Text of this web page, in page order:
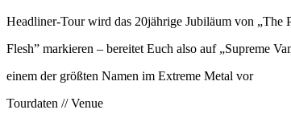
Headliner-Tour wird das 20jährige Jubiläum von „The
Flesh” markieren – bereitet Euch also auf „Supreme
einem der größten Namen im Extreme Metal vor
Tourdaten // Venue